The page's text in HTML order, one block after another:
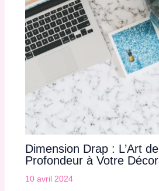
Dimension Drap : L’Art
Profondeur à Votre
10 avril 2024